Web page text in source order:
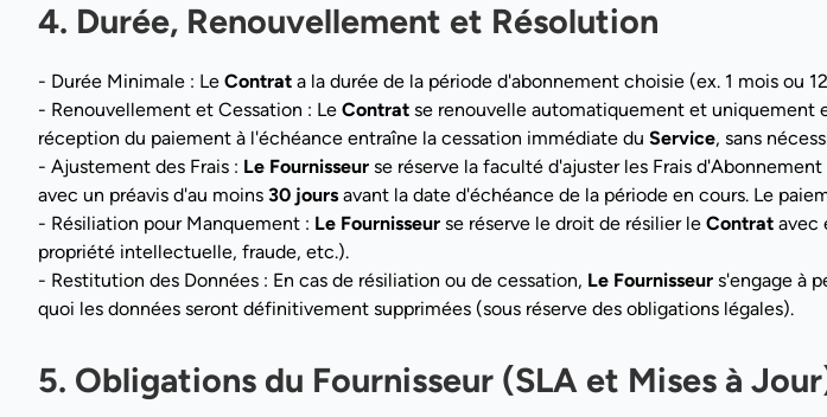
4. Durée, Renouvellement et Résolution
- Durée Minimale : Le Contrat a la durée de la période d'abonnement choisie (ex. 1 mois ou
- Renouvellement et Cessation : Le Contrat se renouvelle automatiquement et uniquement
réception du paiement à l'échéance entraîne la cessation immédiate du Service, sans
- Ajustement des Frais : Le Fournisseur se réserve la faculté d'ajuster les Frais
avec un préavis d'au moins 30 jours avant la date d'échéance de la période en cours. Le
- Résiliation pour Manquement : Le Fournisseur se réserve le droit de résilier le Contrat avec
propriété intellectuelle, fraude, etc.).
- Restitution des Données : En cas de résiliation ou de cessation, Le Fournisseur s'engage à
quoi les données seront définitivement supprimées (sous réserve des obligations légales).
5. Obligations du Fournisseur (SLA et Mises à